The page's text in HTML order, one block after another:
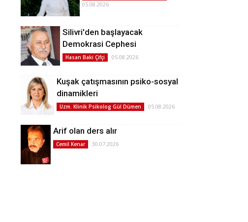
05.08.2026
Silivri'den başlayacak
Demokrasi Cephesi
Hasan Baki Çifçi 05.08.2026
Kuşak çatışmasının psiko-sosyal
dinamikleri
Uzm. Klinik Psikolog Gül Dümen 05.08.2026
Arif olan ders alır
Cemil Kenar 30.07.2026